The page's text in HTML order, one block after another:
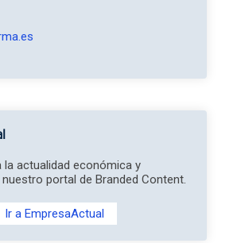
la actualidad económica y
portal de Branded Content.
Ir a EmpresaActual